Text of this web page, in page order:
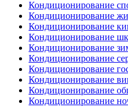
Кондиционирование
Кондиционирование
Кондиционирование
Кондиционирование
Кондиционирование
Кондиционирование
Кондиционирование
Кондиционирование
Кондиционирование
Кондиционирование